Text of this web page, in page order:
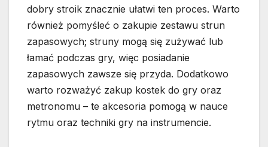
dobry stroik znacznie ułatwi ten proces. Warto
również pomyśleć o zakupie zestawu strun
zapasowych; struny mogą się zużywać lub
łamać podczas gry, więc posiadanie
zapasowych zawsze się przyda. Dodatkowo
warto rozważyć zakup kostek do gry oraz
metronomu – te akcesoria pomogą w nauce
rytmu oraz techniki gry na instrumencie.